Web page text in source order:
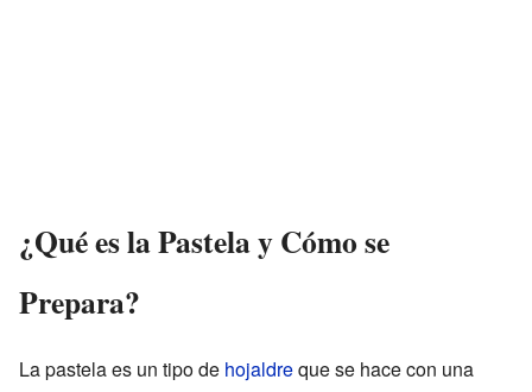
¿Qué es la Pastela y Cómo se
Prepara?
La pastela es un tipo de hojaldreque se hace con una